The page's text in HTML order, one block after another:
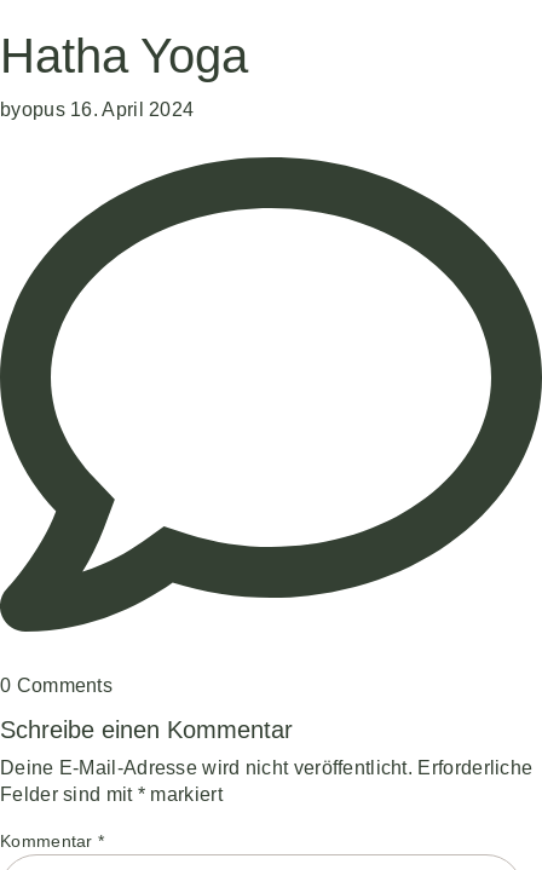
Hatha Yoga
byopus 16. April 2024
0 Comments
Schreibe einen Kommentar
Deine E-Mail-Adresse wird nicht veröffentlicht. Erforderliche
Felder sind mit * markiert
Kommentar*